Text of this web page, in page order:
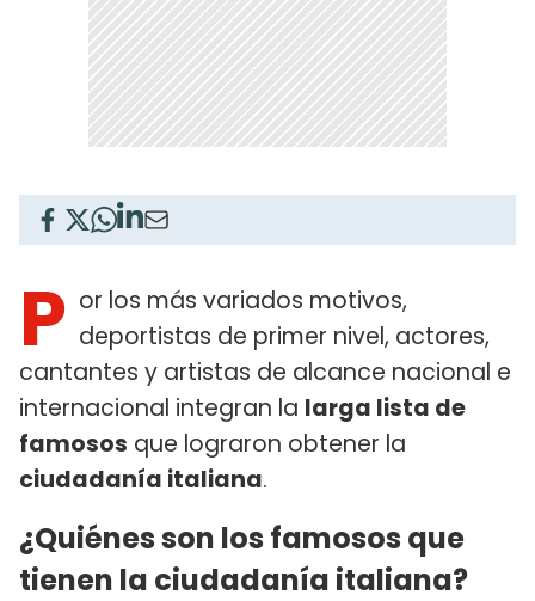
P or los más variados motivos,
deportistas de primer nivel, actores,
cantantes y artistas de alcance nacional e
internacional integran la larga lista de
famosos que lograron obtener la
ciudadanía italiana.
¿Quiénes son los famosos que
tienen la ciudadanía italiana?